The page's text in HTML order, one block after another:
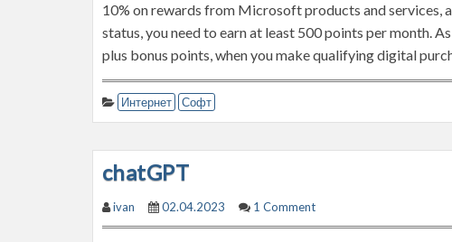
10% on rewards from Microsoft products and services,
status, you need to earn at least 500 points per month.
plus bonus points, when you make qualifying digital
Интернет Софт
chatGPT
ivan 02.04.2023 1 Comment